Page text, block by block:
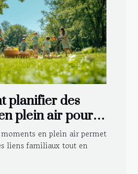
planifier des
plein air pour
?en plein air permet
liens familiaux tout en